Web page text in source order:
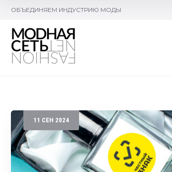
ОБЪЕДИНЯЕМ ИНДУСТРИЮ МОДЫ
11 СЕН 2024